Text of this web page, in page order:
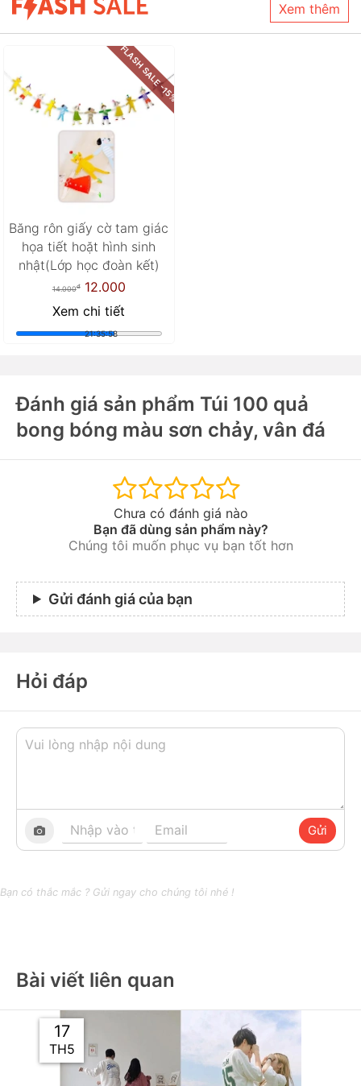
Xem thêm
Băng rôn giấy cờ tam giác
họa tiết hoặt hình sinh
nhật(Lớp học đoàn kết)
14.000đ12.000
Xem chi tiết
FLASH SALE -15%
21:35:56
Đánh giá sản phẩm Túi 100 quả
bong bóng màu sơn chảy, vân đá
Chưa có đánh giá nào
Bạn đã dùng sản phẩm này?
Chúng tôi muốn phục vụ bạn tốt hơn
Gửi đánh giá của bạn
Hỏi đáp
Gửi
Bạn có thắc mắc ? Gửi ngay cho chúng tôi nhé !
Bài viết liên quan
17
TH5